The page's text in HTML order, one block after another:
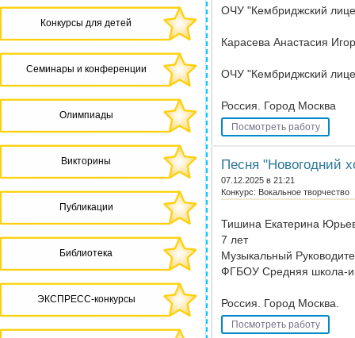
Конкурсы для детей
Семинары и конференции
Олимпиады
Викторины
Публикации
Библиотека
ЭКСПРЕСС-конкурсы
ОЧУ "Кембриджский
Карасева Анастасия
ОЧУ "Кембриджский
Россия. Город Москва
Посмотреть работу
Песня "Новогодний
07.12.2025 в 21:21
Конкурс: Вокальное творчество
Тишина Екатерина
7 лет
Музыкальный
ФГБОУ Средняя школа-
Россия. Город Москва.
Посмотреть работу